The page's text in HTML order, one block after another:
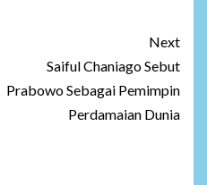
Next
Saiful Chaniago Sebut
Prabowo Sebagai Pemimpin
Perdamaian Dunia